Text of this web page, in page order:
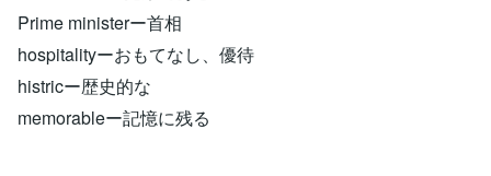
Prime ministerー首相
hospitalityーおもてなし、優待
histricー歴史的な
memorableー記憶に残る